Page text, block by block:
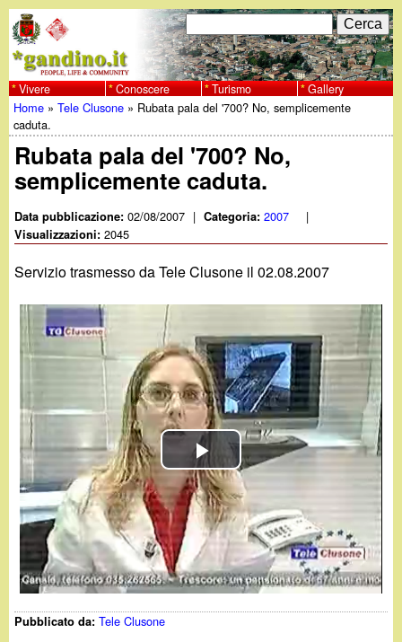
al
contenuto
principale
w
w
w
.
g
a
n
d
n
o
i
F
o
r
m
d
r
i
e
r
c
a
C
e
r
c
a
Vivere Conoscere Turismo Gallery
Tu
sei
qui
Home »Tele Clusone » Rubata pala del '700? No, semplicemente
caduta.
Rubata pala del '700? No,
semplicemente caduta.
Data pubblicazione:02/08/2007 | Categoria:2007 |
Visualizzazioni:2045
Servizio trasmesso da Tele Clusone il 02.08.2007
P
l
a
y
Pubblicato da:Tele Clusone